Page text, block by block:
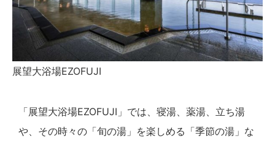
展望大浴場EZOFUJI
「展望大浴場EZOFUJI」では、寝湯、薬湯、立ち湯
や、その時々の「旬の湯」を楽しめる「季節の湯」な